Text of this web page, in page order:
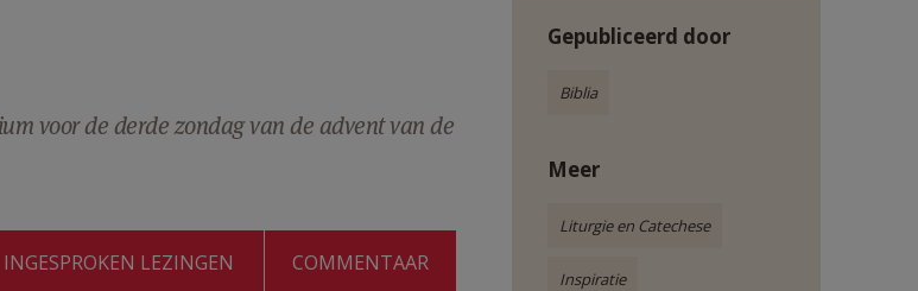
voor de derde zondag van de advent van de
INGESPROKEN LEZINGEN COMMENTAAR
Gepubliceerd door
Biblia
Meer
Liturgie en Catechese
Inspiratie